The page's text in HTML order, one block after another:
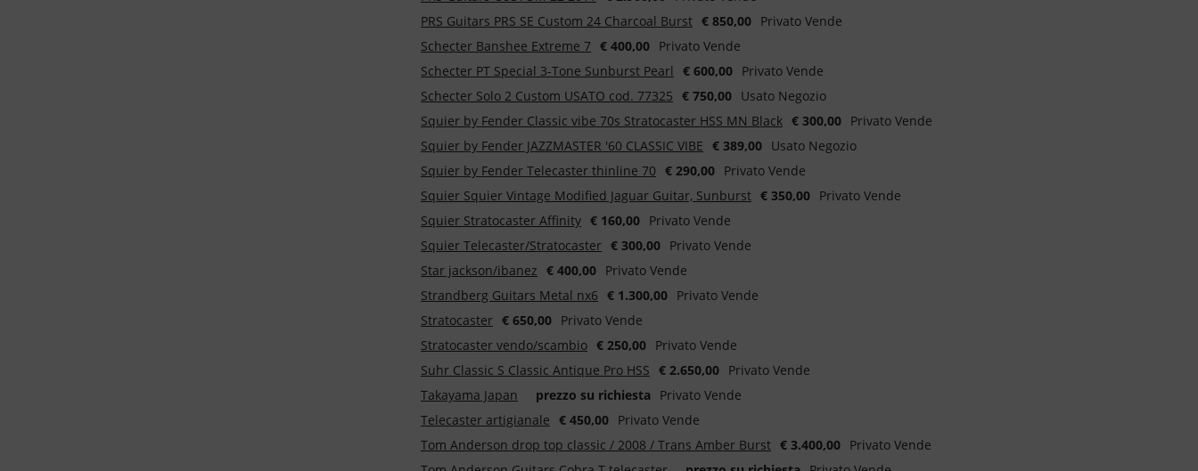
PRS Guitars PRS SE Custom 24 Charcoal Burst € 850,00 Privato Vende
Schecter Banshee Extreme 7 € 400,00 Privato Vende
Schecter PT Special 3-Tone Sunburst Pearl
€ 600,00 Privato Vende
Schecter Solo 2 Custom USATO cod. 77325 € 750,00 Usato Negozio
Squier by Fender Classic vibe 70s Stratocaster HSS MN Black € 300,00 Privato Vende
Squier by Fender JAZZMASTER '60 CLASSIC VIBE € 389,00 Usato Negozio
Squier by Fender Telecaster thinline 70 € 290,00 Privato Vende
Squier Squier Vintage Modified Jaguar Guitar, Sunburst € 350,00 Privato Vende
Squier Stratocaster Affinity € 160,00 Privato Vende
Squier Telecaster/Stratocaster € 300,00 Privato Vende
Star jackson/ibanez € 400,00 Privato Vende
Strandberg Guitars Metal nx6 € 1.300,00 Privato Vende
Stratocaster € 650,00 Privato Vende
Stratocaster vendo/scambio € 250,00 Privato Vende
Suhr Classic S Classic Antique Pro HSS € 2.650,00 Privato Vende
Takayama Japan
prezzo su richiesta Privato Vende
Telecaster artigianale € 450,00 Privato Vende
Tom Anderson drop top classic / 2008 / Trans Amber Burst € 3.400,00 Privato Vende